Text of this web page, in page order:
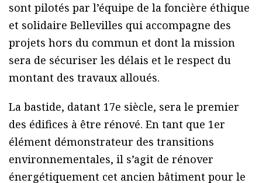
sont pilotés par l’équipe de la foncière éthique
et solidaire Bellevilles qui accompagne des
projets hors du commun et dont la mission
sera de sécuriser les délais et le respect du
montant des travaux alloués.
La bastide, datant 17e siècle, sera le premier
des édifices à être rénové. En tant que 1er
élément démonstrateur des transitions
environnementales, il s’agit de rénover
énergétiquement cet ancien bâtiment pour le